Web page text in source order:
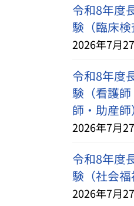
令和8年度
験（臨床
2026年7月
令和8年度
験（看護
師・助産
2026年7月
令和8年度
験（社会
2026年7月